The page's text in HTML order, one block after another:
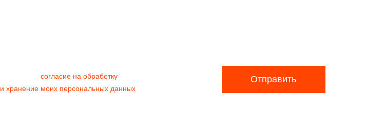
согласие на обработку
и хранение моих персональных данных
Отправить